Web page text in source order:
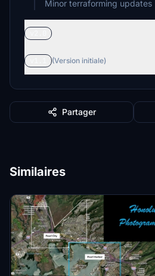
Minor terraforming updates
(Version initiale)
Partager
Similaires